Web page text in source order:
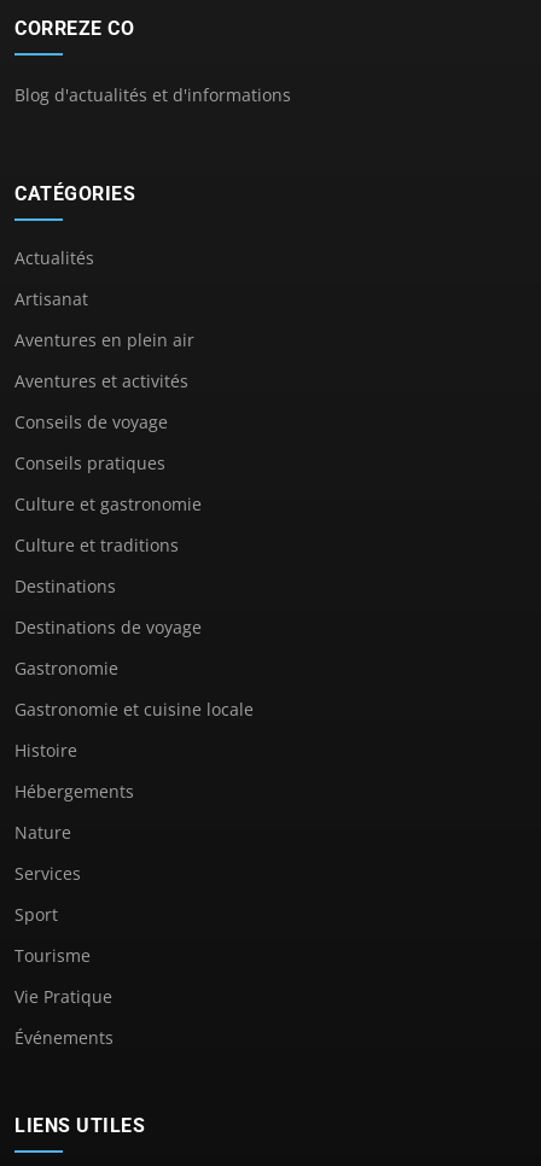
CORREZE CO
Blog d'actualités et d'informations
CATÉGORIES
Actualités
Artisanat
Aventures en plein air
Aventures et activités
Conseils de voyage
Conseils pratiques
Culture et gastronomie
Culture et traditions
Destinations
Destinations de voyage
Gastronomie
Gastronomie et cuisine locale
Histoire
Hébergements
Nature
Services
Sport
Tourisme
Vie Pratique
Événements
LIENS UTILES